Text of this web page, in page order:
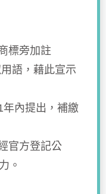
標旁加註
語，藉此宣示
年內提出，補繳
官方登記公
。